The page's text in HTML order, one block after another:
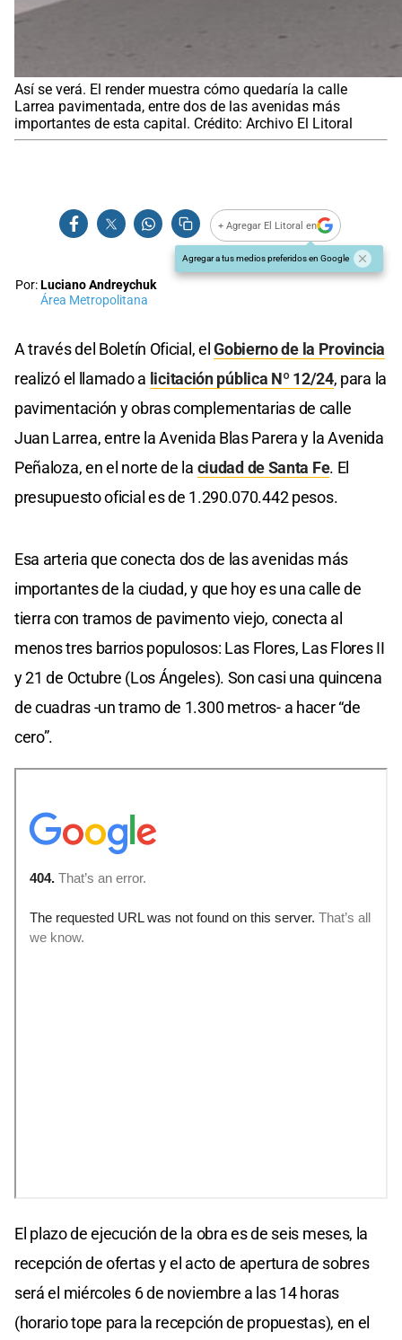
Así se verá. El render muestra cómo quedaría la calle
Larrea pavimentada, entre dos de las avenidas más
importantes de esta capital. Crédito: Archivo El Litoral
+ Agregar El Litoral en
Agregar a tus medios preferidos en Google
Por:Luciano Andreychuk
Área Metropolitana
A través del Boletín Oficial, elGobierno de la Provincia
realizó el llamado a licitación pública Nº 12/24, para la
pavimentación y obras complementarias de calle
Juan Larrea, entre la Avenida Blas Parera y la Avenida
Peñaloza, en el norte de la ciudad de Santa Fe. El
presupuesto oficial es de 1.290.070.442 pesos.
Esa arteria que conecta dos de las avenidas más
importantes de la ciudad, y que hoy es una calle de
tierra con tramos de pavimento viejo, conecta al
menos tres barrios populosos: Las Flores, Las Flores II
y 21 de Octubre (Los Ángeles). Son casi una quincena
de cuadras -un tramo de 1.300 metros- a hacer “de
cero”.
El plazo de ejecución de la obra es de seis meses, la
recepción de ofertas y el acto de apertura de sobres
será el miércoles 6 de noviembre a las 14 horas
(horario tope para la recepción de propuestas), en el